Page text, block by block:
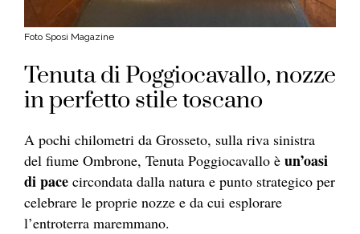
Foto Sposi Magazine
Tenuta di Poggiocavallo, nozze
in perfetto stile toscano
A pochi chilometri da Grosseto, sulla riva sinistra
del fiume Ombrone, Tenuta Poggiocavallo è un’oasi
di pace circondata dalla natura e punto strategico per
celebrare le proprie nozze e da cui esplorare
l’entroterra maremmano.